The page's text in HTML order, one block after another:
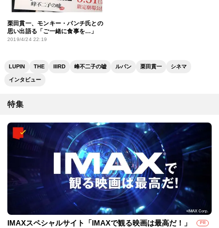
栗田貫一、モンキー・パンチ氏との
思い出語る「ご一緒に食事を…」
2019/4/24 22:19
LUPIN THE IIIRD 峰不二子の嘘 ルパン 栗田貫一 シネマ
インタビュー
特集
IMAXスペシャルサイト「IMAXで観る映画は最高だ！」 PR